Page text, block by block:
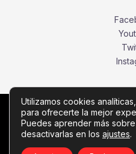
Copyright © Todos
Utilizamos cookies
para ofrecerte la mejor
Puedes aprender más
desactivarlas en los ajustes.